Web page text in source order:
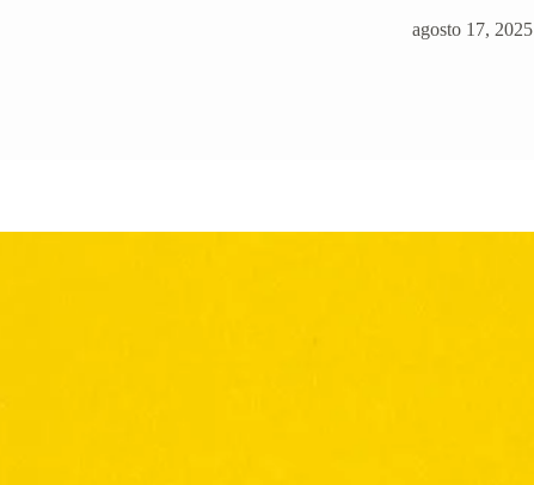
agosto 17, 2025